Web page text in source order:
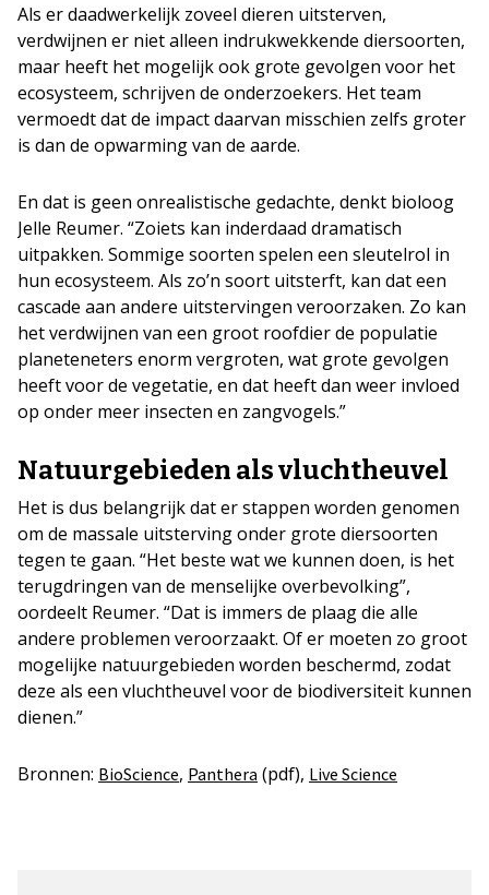
Als er daadwerkelijk zoveel dieren uitsterven,
verdwijnen er niet alleen indrukwekkende diersoorten,
maar heeft het mogelijk ook grote gevolgen voor het
ecosysteem, schrijven de onderzoekers. Het team
vermoedt dat de impact daarvan misschien zelfs groter
is dan de opwarming van de aarde.
En dat is geen onrealistische gedachte, denkt bioloog
Jelle Reumer. “Zoiets kan inderdaad dramatisch
uitpakken. Sommige soorten spelen een sleutelrol in
hun ecosysteem. Als zo’n soort uitsterft, kan dat een
cascade aan andere uitstervingen veroorzaken. Zo kan
het verdwijnen van een groot roofdier de populatie
planeteneters enorm vergroten, wat grote gevolgen
heeft voor de vegetatie, en dat heeft dan weer invloed
op onder meer insecten en zangvogels.”
Natuurgebieden als vluchtheuvel
Het is dus belangrijk dat er stappen worden genomen
om de massale uitsterving onder grote diersoorten
tegen te gaan. “Het beste wat we kunnen doen, is het
terugdringen van de menselijke overbevolking”,
oordeelt Reumer. “Dat is immers de plaag die alle
andere problemen veroorzaakt. Of er moeten zo groot
mogelijke natuurgebieden worden beschermd, zodat
deze als een vluchtheuvel voor de biodiversiteit kunnen
dienen.”
Bronnen: BioScience, Panthera (pdf), Live Science